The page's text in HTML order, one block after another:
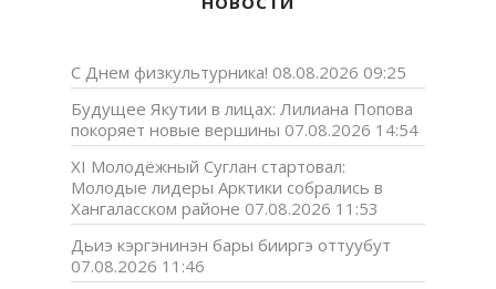
С Днем физкультурника! 08.08.2026 09:25
Будущее Якутии в лицах: Лилиана Попова
покоряет новые вершины 07.08.2026 14:54
XI Молодёжный Суглан стартовал:
Молодые лидеры Арктики собрались в
Хангаласском районе 07.08.2026 11:53
Дьиэ кэргэнинэн бары бииргэ оттуубут
07.08.2026 11:46